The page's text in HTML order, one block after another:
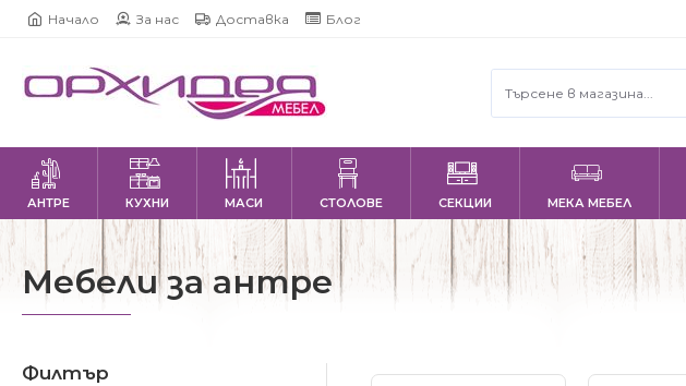
Начало За нас Доставка Блог
АНТРЕ КУХНИ МАСИ СТОЛОВЕ СЕКЦИИ МЕКА МЕБЕЛ
Мебели за антре
Филтър